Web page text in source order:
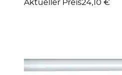
Aktueller Preis24,10 €